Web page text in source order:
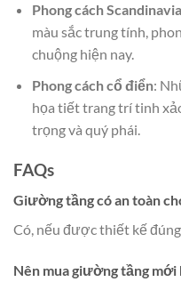
Phong cách
màu sắc trung tính,
chuộng hiện nay.
Phong cách cổ điển:
họa tiết trang trí tinh
trọng và quý phái.
FAQs
Giường tầng có an toàn
Có, nếu được thiết kế
Nên mua giường tầng mới